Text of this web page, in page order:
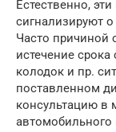
Естественно,
сигнализируют
Часто причиной
истечение
колодок и пр.
поставленном
консультацию в
автомобильного